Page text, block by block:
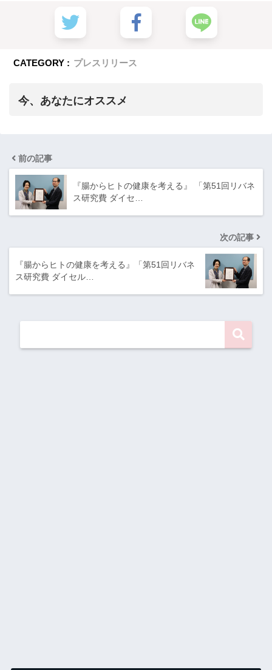
CATEGORY : プレスリリース
今、あなたにオススメ
前の記事
『腸からヒトの健康を考える』 「第51回リバネ
ス研究費 ダイセ…
次の記事
『腸からヒトの健康を考える』「第51回リバネ
ス研究費 ダイセル…